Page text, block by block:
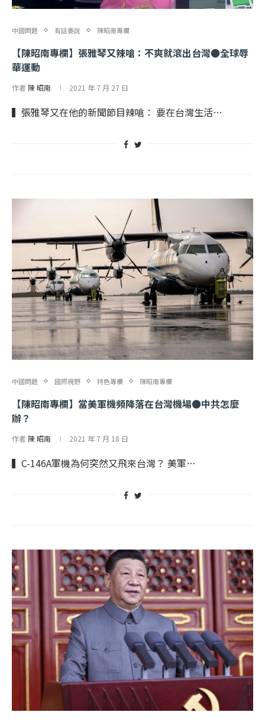
中國問題 有話要說 陳昭南專欄
【陳昭南專欄】張雅琴又辣嗆：不爽就滾出台灣●全球辱
華運動
作者 陳 昭南 2021 年 7 月 27 日
▍張雅琴又在他的新聞節目辣嗆： 要在台灣生活…
中國問題 國際視野 特色專欄 陳昭南專欄
【陳昭南專欄】當美軍機頻降落在台灣機場●中共怎麼
辦？
作者 陳 昭南 2021 年 7 月 18 日
▍C-146A軍機為何突然又飛來台灣？ 美軍…